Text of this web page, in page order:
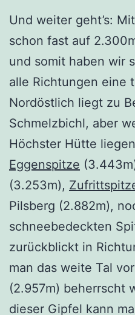
Und weiter geht’s:
schon fast auf
und somit haben wir
alle Richtungen eine
Nordöstlich liegt zu
Schmelzbichl, aber
Höchster Hütte liegen
Eggenspitze
(3.253m),
Pilsberg (2.882m),
schneebedeckten
zurückblickt in
man das weite Tal
(2.957m) beherrscht
dieser Gipfel kann